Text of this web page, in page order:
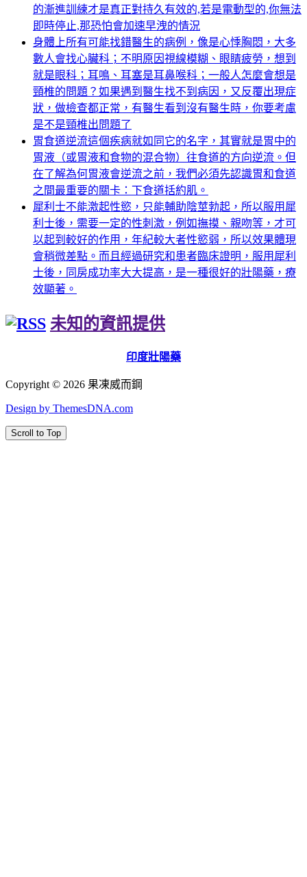
的漸進訓練才是真正對持久有效的,若是電動型的,你無法
即時停止,那恐怕會加速早洩的情況
身體上所有可能找錯醫生的病例，像是心悸胸悶，大多
數人會找心臟科；不明原因視線模糊、眼睛疲勞，想到
就是眼科；耳鳴、耳塞是耳鼻喉科；一般人怎麼會想是
頸椎的問題？如果遇到醫生找不到病因，又反覆出現症
狀，做檢查都正常，有醫生看到沒有醫生時，你要考慮
是不是頸椎出問題了
胃食道逆流這個疾病就如同它的名字，其實就是胃中的
胃液（或胃液和食物的混合物）往食道的方向逆流。但
在了解為何胃液會逆流之前，我們必須先認識胃和食道
之間最重要的關卡：下食道括約肌。
犀利士不能激起性慾，只能輔助陰莖勃起，所以服用犀
利士後，需要一定的性刺激，例如撫摸、親吻等，才可
以起到較好的作用，年紀較大者性慾弱，所以效果體現
會稍微差點。而且經過研究和患者臨床證明，服用犀利
士後，同房成功率大大提高，是一種很好的壯陽藥，療
效顯著。
未知的資訊提供
印度壯陽藥
Copyright © 2026 果凍威而鋼
Design by ThemesDNA.com
Scroll to Top